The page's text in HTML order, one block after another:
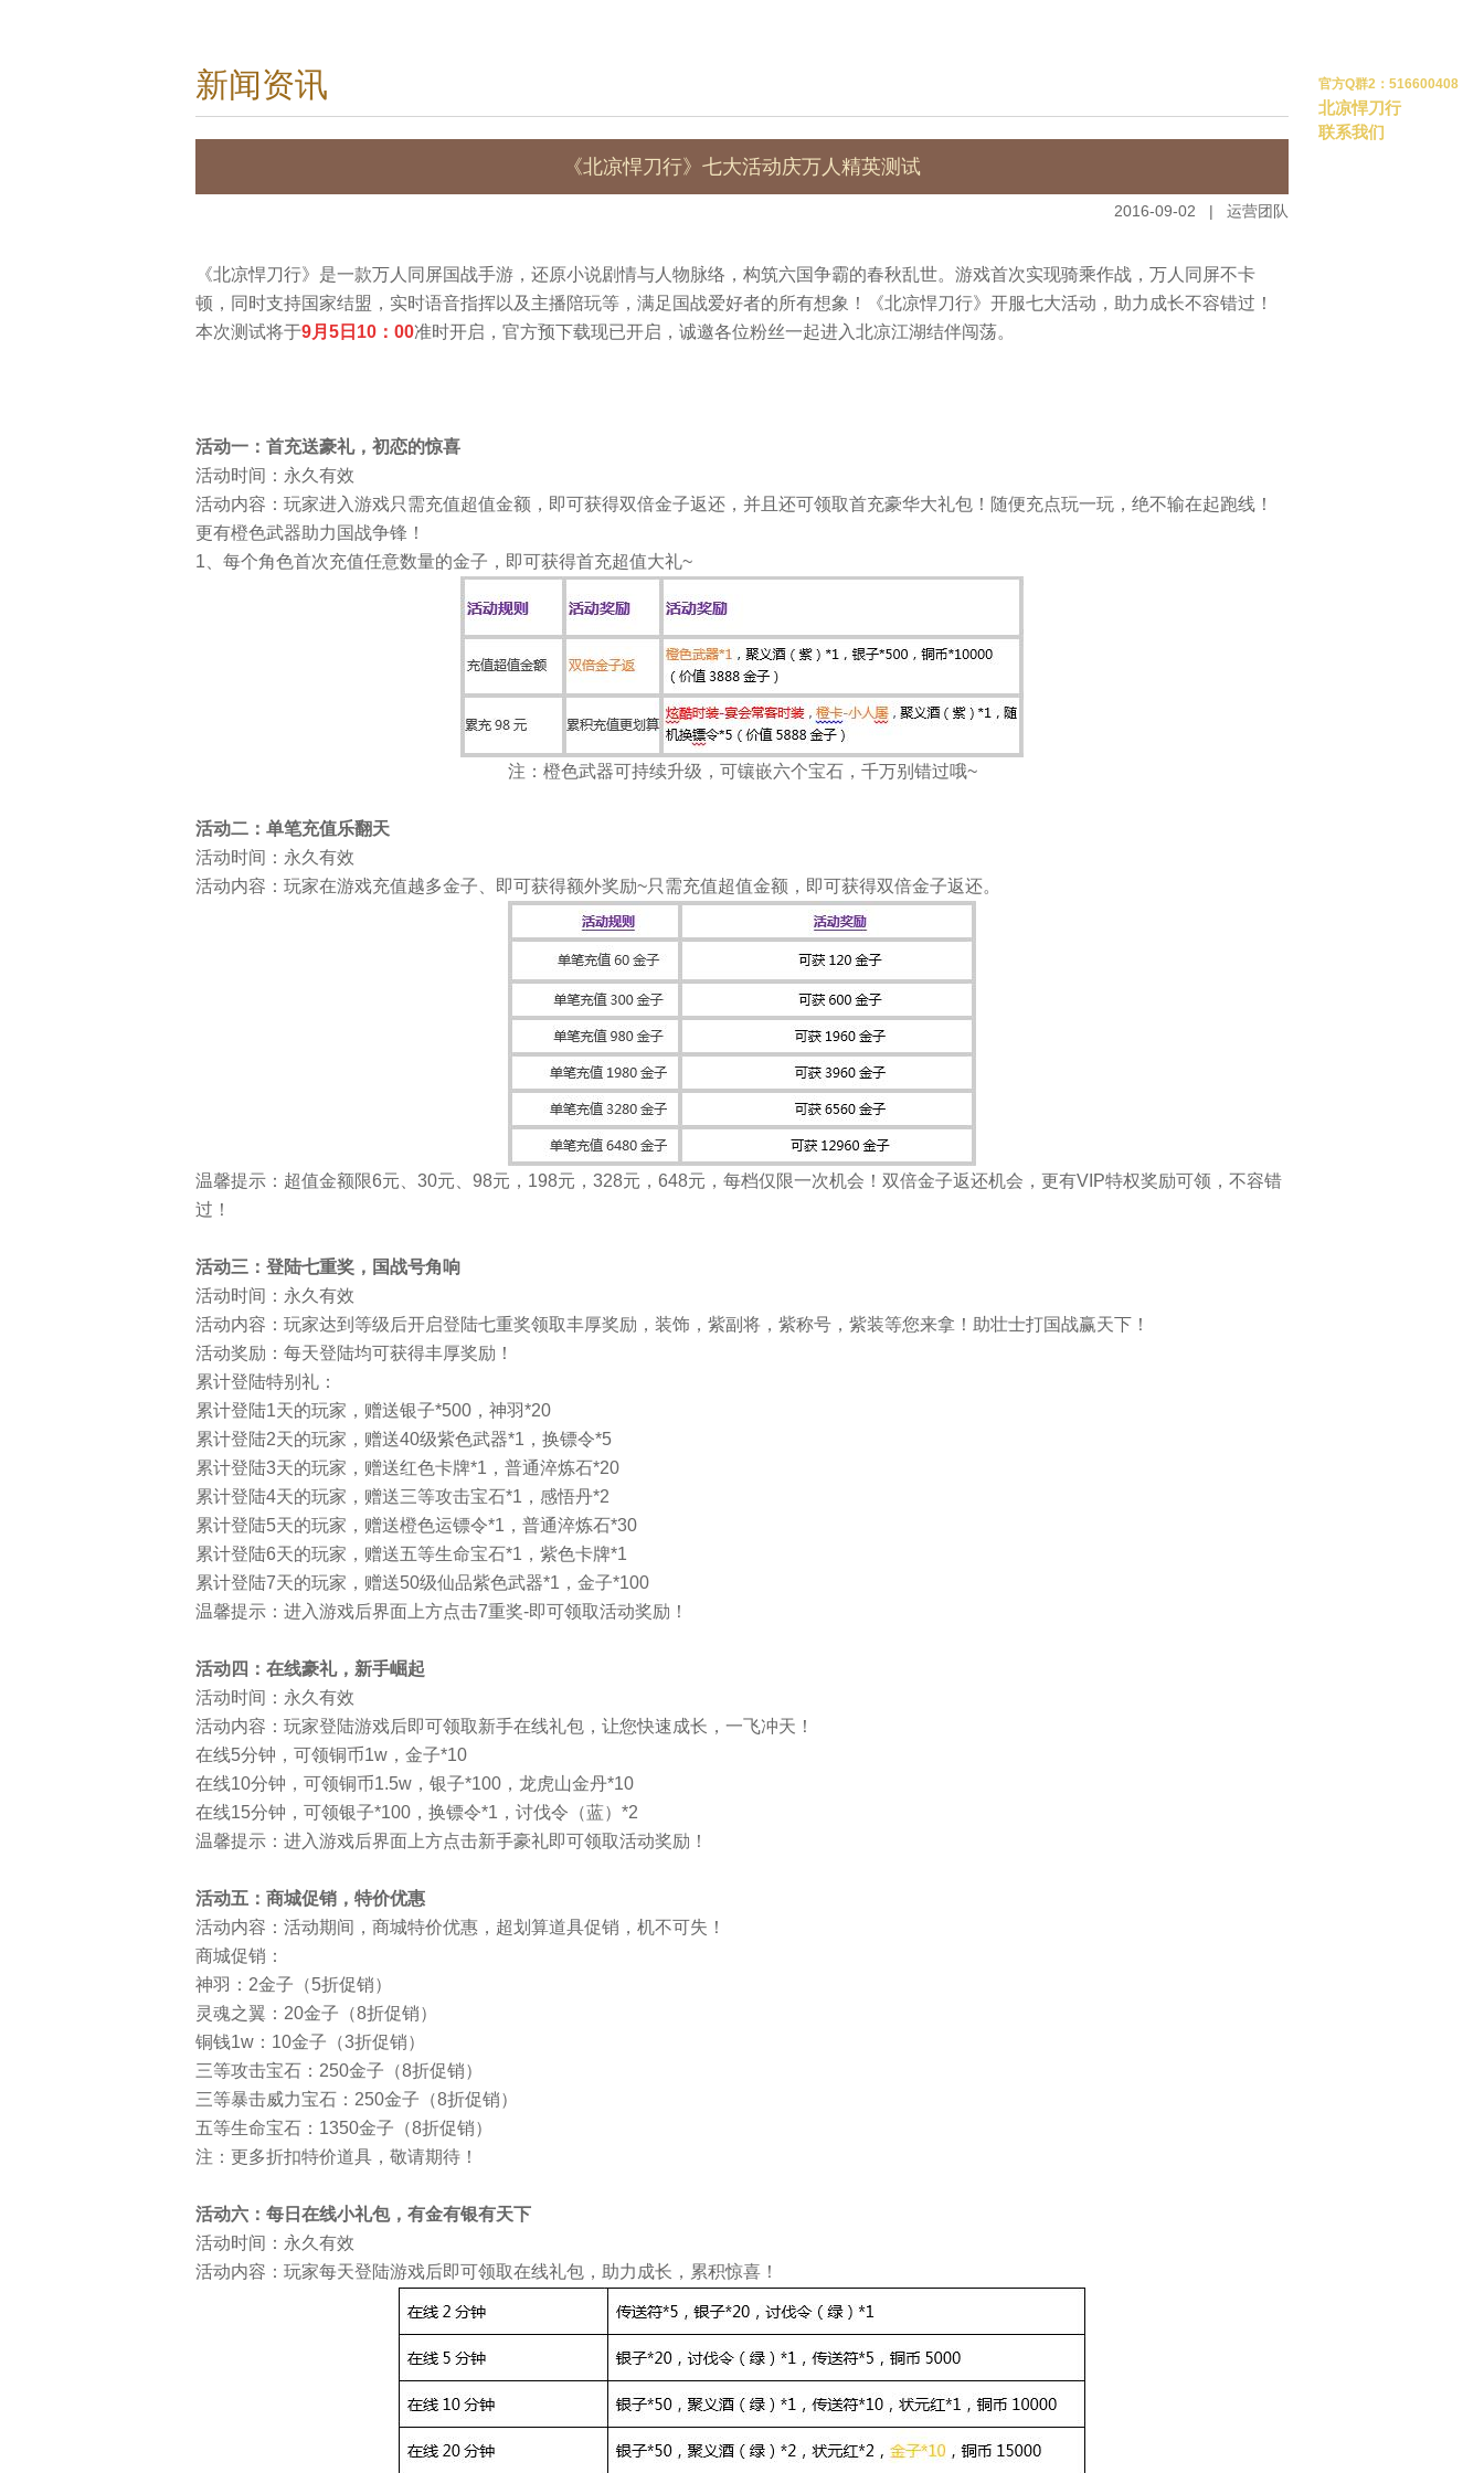
官方Q群2：516600408
北凉悍刀行
联系我们
新闻资讯
《北凉悍刀行》七大活动庆万人精英测试
2016-09-02 | 运营团队
《北凉悍刀行》是一款万人同屏国战手游，还原小说剧情与人物脉络，构筑六国争霸的春秋乱世。游戏首次实现骑乘作战，万人同屏不卡
顿，同时支持国家结盟，实时语音指挥以及主播陪玩等，满足国战爱好者的所有想象！《北凉悍刀行》开服七大活动，助力成长不容错过！
本次测试将于9月5日10：00准时开启，官方预下载现已开启，诚邀各位粉丝一起进入北凉江湖结伴闯荡。
活动一：首充送豪礼，初恋的惊喜
活动时间：永久有效
活动内容：玩家进入游戏只需充值超值金额，即可获得双倍金子返还，并且还可领取首充豪华大礼包！随便充点玩一玩，绝不输在起跑线！
更有橙色武器助力国战争锋！
1、每个角色首次充值任意数量的金子，即可获得首充超值大礼~
注：橙色武器可持续升级，可镶嵌六个宝石，千万别错过哦~
活动二：单笔充值乐翻天
活动时间：永久有效
活动内容：玩家在游戏充值越多金子、即可获得额外奖励~只需充值超值金额，即可获得双倍金子返还。
温馨提示：超值金额限6元、30元、98元，198元，328元，648元，每档仅限一次机会！双倍金子返还机会，更有VIP特权奖励可领，不容错
过！
活动三：登陆七重奖，国战号角响
活动时间：永久有效
活动内容：玩家达到等级后开启登陆七重奖领取丰厚奖励，装饰，紫副将，紫称号，紫装等您来拿！助壮士打国战赢天下！
活动奖励：每天登陆均可获得丰厚奖励！
累计登陆特别礼：
累计登陆1天的玩家，赠送银子*500，神羽*20
累计登陆2天的玩家，赠送40级紫色武器*1，换镖令*5
累计登陆3天的玩家，赠送红色卡牌*1，普通淬炼石*20
累计登陆4天的玩家，赠送三等攻击宝石*1，感悟丹*2
累计登陆5天的玩家，赠送橙色运镖令*1，普通淬炼石*30
累计登陆6天的玩家，赠送五等生命宝石*1，紫色卡牌*1
累计登陆7天的玩家，赠送50级仙品紫色武器*1，金子*100
温馨提示：进入游戏后界面上方点击7重奖-即可领取活动奖励！
活动四：在线豪礼，新手崛起
活动时间：永久有效
活动内容：玩家登陆游戏后即可领取新手在线礼包，让您快速成长，一飞冲天！
在线5分钟，可领铜币1w，金子*10
在线10分钟，可领铜币1.5w，银子*100，龙虎山金丹*10
在线15分钟，可领银子*100，换镖令*1，讨伐令（蓝）*2
温馨提示：进入游戏后界面上方点击新手豪礼即可领取活动奖励！
活动五：商城促销，特价优惠
活动内容：活动期间，商城特价优惠，超划算道具促销，机不可失！
商城促销：
神羽：2金子（5折促销）
灵魂之翼：20金子（8折促销）
铜钱1w：10金子（3折促销）
三等攻击宝石：250金子（8折促销）
三等暴击威力宝石：250金子（8折促销）
五等生命宝石：1350金子（8折促销）
注：更多折扣特价道具，敬请期待！
活动六：每日在线小礼包，有金有银有天下
活动时间：永久有效
活动内容：玩家每天登陆游戏后即可领取在线礼包，助力成长，累积惊喜！